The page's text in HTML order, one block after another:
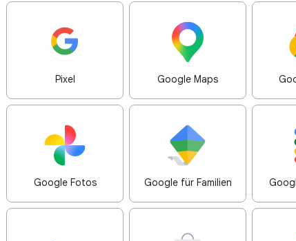
Pixel Google Maps
Google Fotos Google für Familien